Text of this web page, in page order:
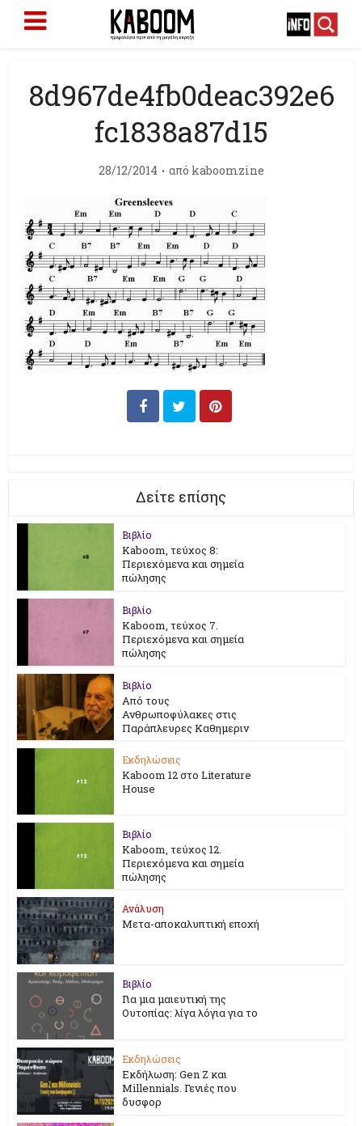
8d967de4fb0deac392e6
fc1838a87d15
28/12/2014 από kaboomzine
Δείτε επίσης
Βιβλίο
Kaboom, τεύχος 8:
Περιεχόμενα και σημεία
πώλησης
Βιβλίο
Kaboom, τεύχος 7.
Περιεχόμενα και σημεία
πώλησης
Βιβλίο
Από τους
Ανθρωποφύλακες στις
Παράπλευρες Καθημεριν
Εκδηλώσεις
Kaboom 12 στο Literature
House
Βιβλίο
Kaboom, τεύχος 12.
Περιεχόμενα και σημεία
πώλησης
Ανάλυση
Μετα-αποκαλυπτική εποχή
Βιβλίο
Για μια μαιευτική της
Ουτοπίας: λίγα λόγια για το
Εκδηλώσεις
Εκδήλωση: Gen Z και
Millennials. Γενιές που
δυσφορ